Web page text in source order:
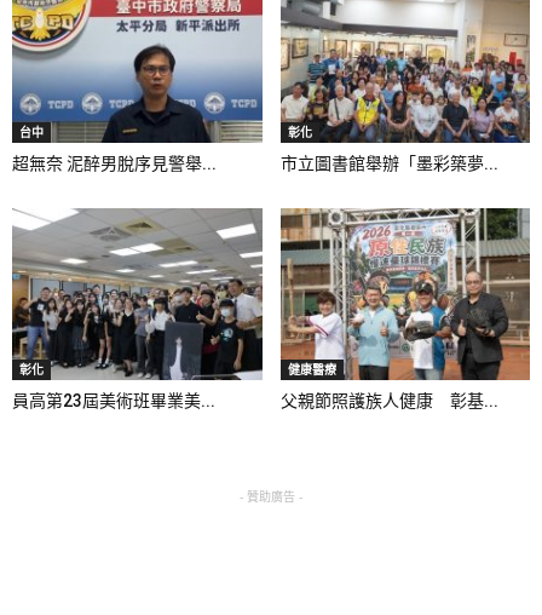
台中
超無奈 泥醉男脫序見警舉...
彰化
市立圖書館舉辦「墨彩築夢...
彰化
員高第23屆美術班畢業美...
健康醫療
父親節照護族人健康 彰基...
- 贊助廣告 -